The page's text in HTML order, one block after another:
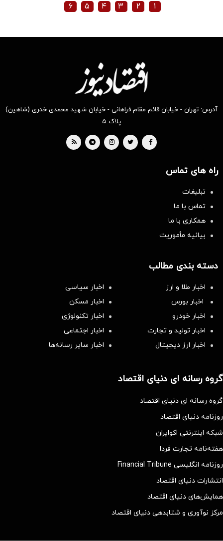
۱ ۲ ۳ ۴ ۵ ۶
آدرس: تهران - خیابان قائم مقام فراهانی - خیابان شهید محمدی خدری (شاهین)
پلاک ۵
راه های تماس
تبلیغات
تماس با ما
همکاری با ما
بیانیه مأموریت
دسته بندی مطالب
اخبار طلا و ارز
اخبار سیاسی
اخبار بورس
اخبار مسکن
اخبار خودرو
اخبار تکنولوژی
اخبار تولید و تجارت
اخبار اجتماعی
اخبار ارز دیجیتال
اخبار سایر رسانه‌‌ها
گروه رسانه ای دنیای اقتصاد
گروه رسانه ای دنیای اقتصاد
روزنامه دنیای اقتصاد
شبکه اینترنتی اکوایران
هفته‌نامه تجارت فردا
روزنامه انگلیسی Financial Tribune
انتشارات دنیای اقتصاد
همایش‌های دنیای اقتصاد
مرکز نوآوری و شتابدهی دنیای اقتصاد